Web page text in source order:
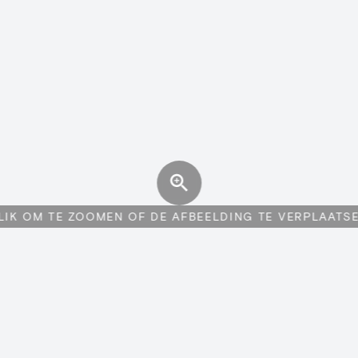
OM TE ZOOMEN OF DE AFBEELDING TE